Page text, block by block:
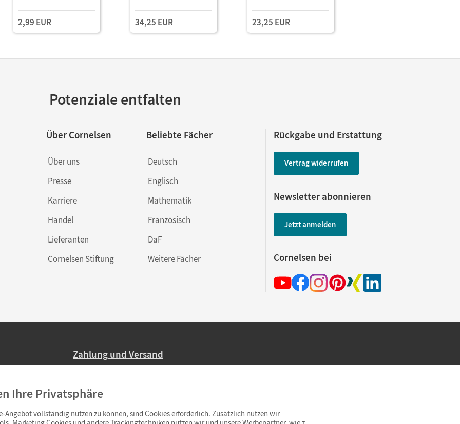
2,99 EUR 34,25 EUR 23,25 EUR
Potenziale entfalten
Über Cornelsen
Über uns
Presse
Karriere
Handel
Lieferanten
Cornelsen Stiftung
Beliebte Fächer
Deutsch
Englisch
Mathematik
Französisch
DaF
Weitere Fächer
Rückgabe und Erstattung
Vertrag widerrufen
Newsletter abonnieren
Jetzt anmelden
Cornelsen bei
Zahlung und Versand
Ab 59,– EUR Bestellwert liefern wir versandkostenfrei innerhalb Deutschlands
(Lieferung in 3–6 Tagen).
Ihre Privatsphäre
Angebot vollständig nutzen zu können, sind Cookies erforderlich. Zusätzlich nutzen wir